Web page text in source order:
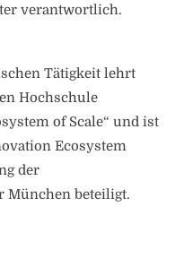
verantwortlich.
Tätigkeit lehrt
Hochschule
of Scale“ und ist
Ecosystem
der
München beteiligt.